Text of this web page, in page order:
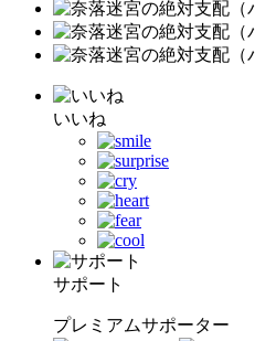
いいね
サポート
プレミアムサポーター